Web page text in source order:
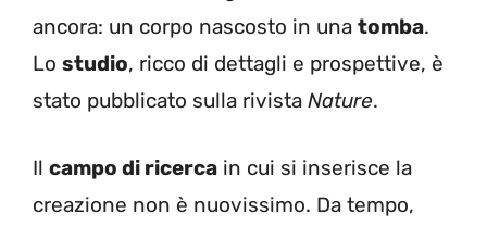
ancora: un corpo nascosto in una tomba.
Lo studio, ricco di dettagli e prospettive, è
stato pubblicato sulla rivista Nature.
Il campo di ricerca in cui si inserisce la
creazione non è nuovissimo. Da tempo,